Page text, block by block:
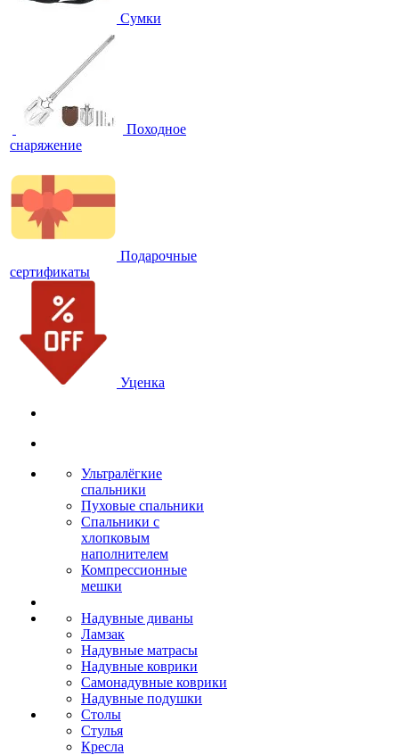
Сумки
Походное
снаряжение
Подарочные
сертификаты
Уценка
Ультралёгкие
спальники
Пуховые спальники
Спальники с
хлопковым
наполнителем
Компрессионные
мешки
Надувные диваны
Ламзак
Надувные матрасы
Надувные коврики
Самонадувные коврики
Надувные подушки
Столы
Стулья
Кресла